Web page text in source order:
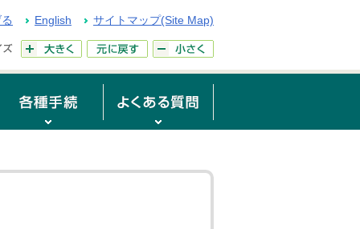
English サイトマップ(Site Map)